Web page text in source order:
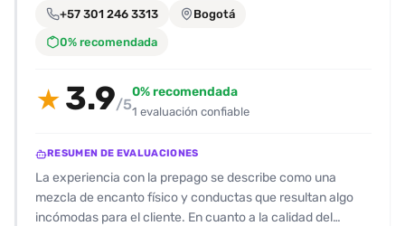
fácilmente.+57 301 246 3313 Bogotá
0% recomendada
★ 3.9/5
0% recomendada
1 evaluación confiable
RESUMEN DE EVALUACIONES
La experiencia con la prepago se describe como una
mezcla de encanto físico y conductas que resultan algo
incómodas para el cliente. En cuanto a la calidad del